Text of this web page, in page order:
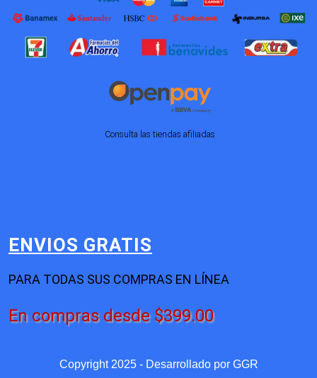
Consulta las tiendas afiliadas
ENVIOS GRATIS
PARA TODAS SUS COMPRAS EN LÍNEA
En compras desde $399.00
Copyright 2025 - Desarrollado por GGR